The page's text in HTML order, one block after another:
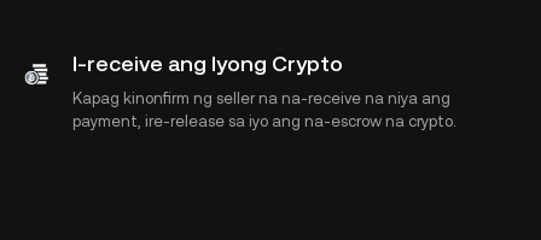
I-receive ang Iyong Crypto
Kapag kinonfirm ng seller na na-receive na niya ang
payment, ire-release sa iyo ang na-escrow na crypto.